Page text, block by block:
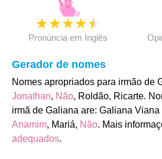
★★★★★
Pronúncia em Inglês
Gerador de nomes
Nomes apropriados para irmão de
Jonathan, Não, Roldão, Ricarte.
irmã de Galiana are: Galiana
Anamim, Mariá, Não. Mais
adequados.